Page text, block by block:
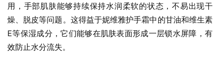
用，手部肌肤能够持续保持水润柔软的状态，不易出现干
燥、脱皮等问题。这得益于妮维雅护手霜中的甘油和维生素
E等保湿成分，它们能够在肌肤表面形成一层锁水屏障，有
效防止水分流失。